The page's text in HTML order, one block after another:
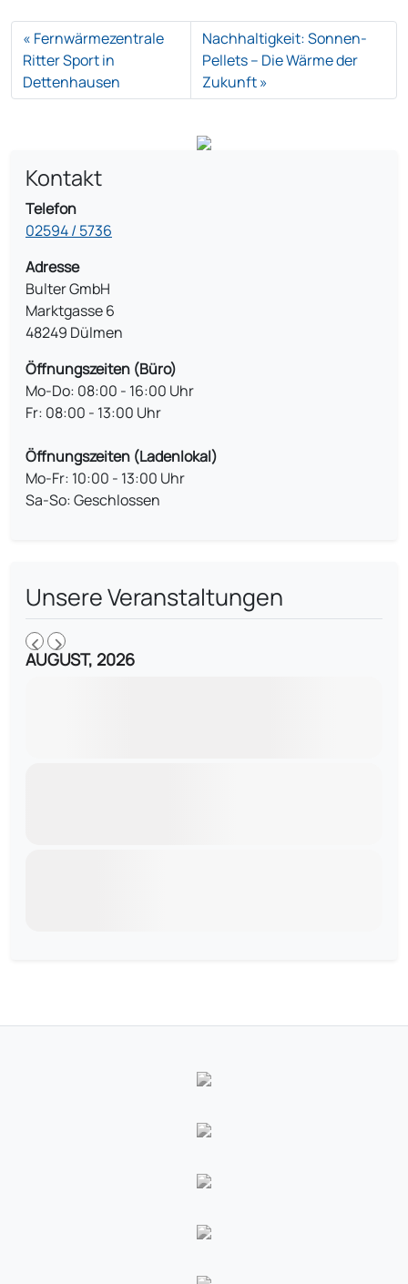
Fernwärmezentrale
Ritter Sport in
Dettenhausen
Nachhaltigkeit: Sonnen-
Pellets – Die Wärme der
Zukunft
Kontakt
Telefon
02594 / 5736
Adresse
Bulter GmbH
Marktgasse 6
48249 Dülmen
Öffnungszeiten (Büro)
Mo-Do: 08:00 - 16:00 Uhr
Fr: 08:00 - 13:00 Uhr
Öffnungszeiten (Ladenlokal)
Mo-Fr: 10:00 - 13:00 Uhr
Sa-So: Geschlossen
Unsere Veranstaltungen
AUGUST, 2026